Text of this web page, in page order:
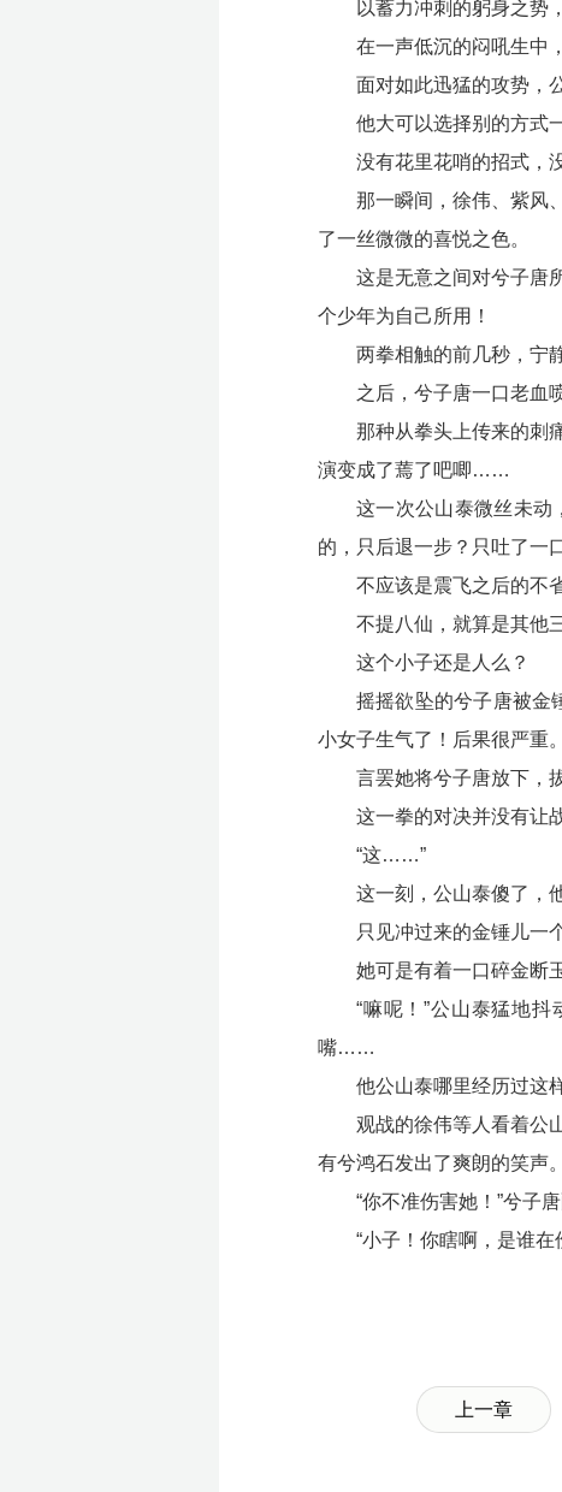
以蓄力冲刺的躬身之
在一声低沉的闷吼生中
面对如此迅猛的攻势，
他大可以选择别的方式
没有花里花哨的招式，
那一瞬间，徐伟、紫风
了一丝微微的喜悦之色。
这是无意之间对兮子唐
个少年为自己所用！
两拳相触的前几秒，宁
之后，兮子唐一口老血
那种从拳头上传来的刺
演变成了蔫了吧唧……
这一次公山泰微丝未动
的，只后退一步？只吐了一
不应该是震飞之后的不
不提八仙，就算是其他
这个小子还是人么？
摇摇欲坠的兮子唐被金
小女子生气了！后果很严重
言罢她将兮子唐放下，
这一拳的对决并没有让
“这……”
这一刻，公山泰傻了，
只见冲过来的金锤儿
她可是有着一口碎金断
“嘛呢！”公山泰猛地
嘴……
他公山泰哪里经历过这
观战的徐伟等人看着公
有兮鸿石发出了爽朗的笑声。
“你不准伤害她！”兮子
“小子！你瞎啊，是谁
上一章